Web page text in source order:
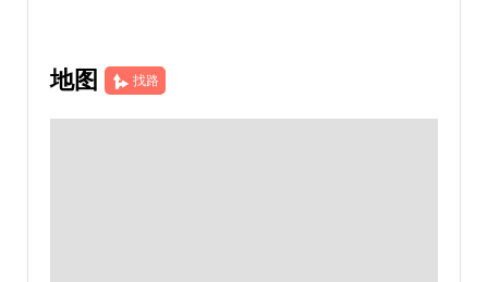
地图 找路